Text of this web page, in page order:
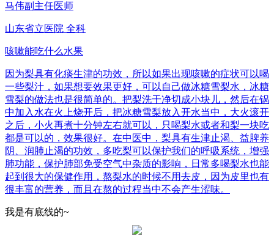
马伟副主任医师
山东省立医院 全科
咳嗽能吃什么水果
因为梨具有化痰生津的功效，所以如果出现咳嗽的症状可以喝
一些梨汁，如果想要效果更好，可以自己做冰糖雪梨水，冰糖
雪梨的做法也是很简单的。把梨洗干净切成小块儿，然后在锅
中加入水在火上烧开后，把冰糖雪梨放入开水当中，大火滚开
之后，小火再煮十分钟左右就可以，只喝梨水或者和梨一块吃
都是可以的，效果很好。在中医中，梨具有生津止渴、益脾养
阴、润肺止渴的功效，多吃梨可以保护我们的呼吸系统，增强
肺功能，保护肺部免受空气中杂质的影响，日常多喝梨水也能
起到很大的保健作用，熬梨水的时候不用去皮，因为皮里也有
很丰富的营养，而且在熬的过程当中不会产生涩味。
我是有底线的~